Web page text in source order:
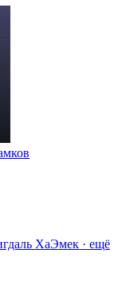
ХаЭмек · ещё